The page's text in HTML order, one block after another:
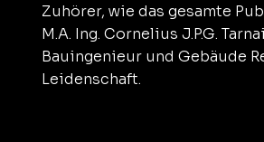
Zuhörer, wie das gesamte
M.A. Ing. Cornelius J.P.G.
Bauingenieur und Gebäude
Leidenschaft.